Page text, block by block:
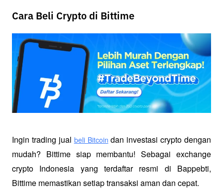
Cara Beli Crypto di Bittime
Ingin trading jual beli Bitcoin dan investasi crypto dengan
mudah? Bittime siap membantu! Sebagai exchange
crypto Indonesia yang terdaftar resmi di Bappebti,
Bittime memastikan setiap transaksi aman dan cepat.